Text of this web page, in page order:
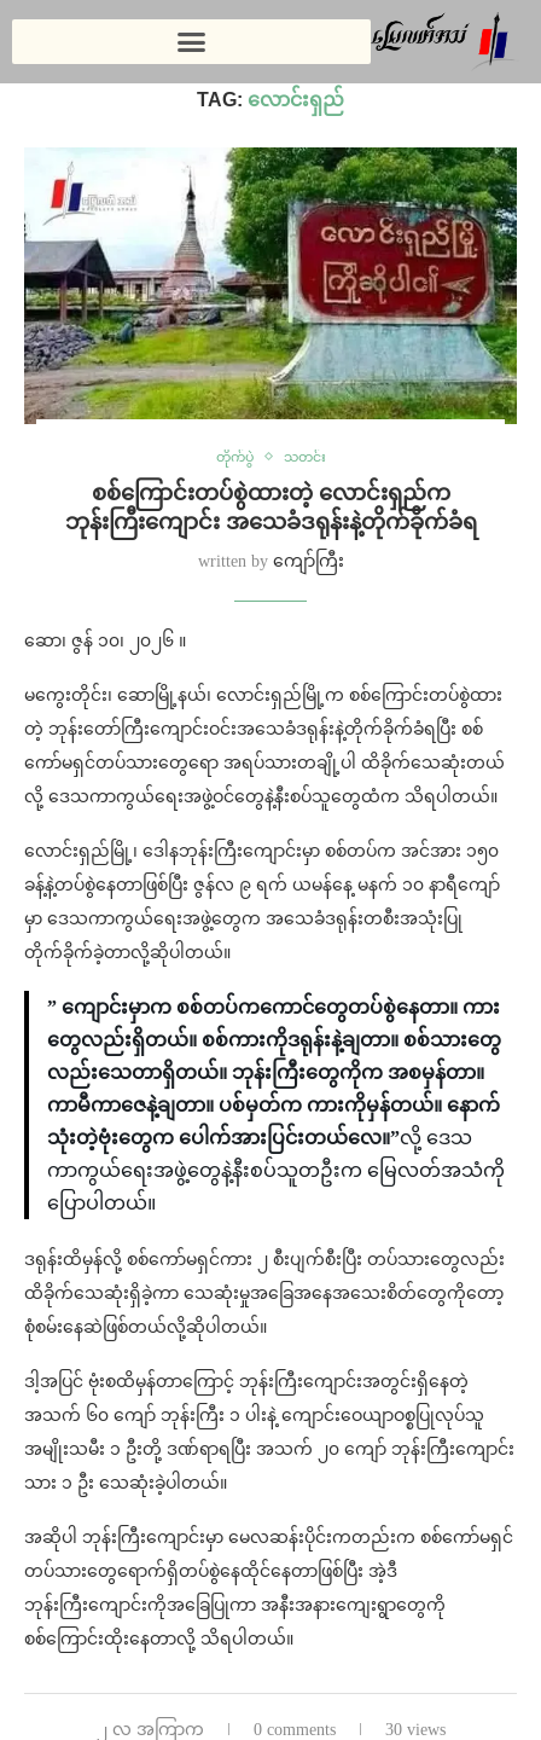
TAG: လောင်းရှည်
တိုက်ပွဲ သတင်း
စစ်ကြောင်းတပ်စွဲထားတဲ့ လောင်းရှည်က
ဘုန်းကြီးကျောင်း အသေခံဒရုန်းနဲ့တိုက်ခိုက်ခံရ
written by ကျော်ကြီး
ဆော၊ ဇွန် ၁၀၊ ၂၀၂၆ ။
မကွေးတိုင်း၊ ဆောမြို့နယ်၊ လောင်းရှည်မြို့က စစ်ကြောင်းတပ်စွဲထား
တဲ့ ဘုန်းတော်ကြီးကျောင်းဝင်းအသေခံဒရုန်းနဲ့တိုက်ခိုက်ခံရပြီး စစ်
ကော်မရှင်တပ်သားတွေရော အရပ်သားတချို့ပါ ထိခိုက်သေဆုံးတယ်
လို့ ဒေသကာကွယ်ရေးအဖွဲ့ဝင်တွေနဲ့နီးစပ်သူတွေထံက သိရပါတယ်။
လောင်းရှည်မြို့၊ ဒေါနဘုန်းကြီးကျောင်းမှာ စစ်တပ်က အင်အား ၁၅၀
ခန့်နဲ့တပ်စွဲနေတာဖြစ်ပြီး ဇွန်လ ၉ ရက် ယမန်နေ့ မနက် ၁၀ နာရီကျော်
မှာ ဒေသကာကွယ်ရေးအဖွဲ့တွေက အသေခံဒရုန်းတစီးအသုံးပြု
တိုက်ခိုက်ခဲ့တာလို့ဆိုပါတယ်။
” ကျောင်းမှာက စစ်တပ်ကကောင်တွေတပ်စွဲနေတာ။ ကား
တွေလည်းရှိတယ်။ စစ်ကားကို​ဒရုန်းနဲ့ချတာ။ စစ်သားတွေ
လည်းသေတာရှိတယ်။ ဘုန်းကြီးတွေကိုက အစမှန်တာ။
ကာမီကာဇေနဲ့ချတာ။ ပစ်မှတ်က ကားကိုမှန်တယ်။ နောက်
သုံးတဲ့ဗုံးတွေက ပေါက်အားပြင်းတယ်လေ။”လို့ ဒေသ
ကာကွယ်ရေးအဖွဲ့တွေနဲ့နီးစပ်သူတဦးက မြေလတ်အသံကို
ပြောပါတယ်။
ဒရုန်းထိမှန်လို့ စစ်ကော်မရှင်ကား ၂ စီးပျက်စီးပြီး တပ်သားတွေလည်း
ထိခိုက်သေဆုံးရှိခဲ့ကာ သေဆုံးမှုအခြေအနေအသေးစိတ်တွေကိုတော့
စုံစမ်းနေဆဲဖြစ်တယ်လို့ဆိုပါတယ်။
ဒါ့အပြင် ဗုံးစထိမှန်တာကြောင့် ဘုန်းကြီးကျောင်းအတွင်းရှိနေတဲ့
အသက် ၆၀ ကျော် ဘုန်းကြီး ၁ ပါးနဲ့ ကျောင်းဝေယျာဝစ္စပြုလုပ်သူ
အမျိုးသမီး ၁ ဦးတို့ ဒဏ်ရာရပြီး အသက် ၂၀ ကျော် ဘုန်းကြီးကျောင်း
သား ၁ ဦး သေဆုံးခဲ့ပါတယ်။
အဆိုပါ ဘုန်းကြီးကျောင်းမှာ မေလဆန်းပိုင်းကတည်းက စစ်ကော်မရှင်
တပ်သားတွေရောက်ရှိတပ်စွဲနေထိုင်နေတာဖြစ်ပြီး အဲ့ဒီ
ဘုန်းကြီးကျောင်းကိုအခြေပြုကာ အနီးအနားကျေးရွာတွေကို
စစ်ကြောင်းထိုးနေတာလို့ သိရပါတယ်။
၂ လ အကြာက 0 comments 30 views